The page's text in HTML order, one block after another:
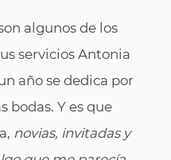
algunos de los
servicios Antonia
año se dedica por
bodas. Y es que
novias, invitadas y